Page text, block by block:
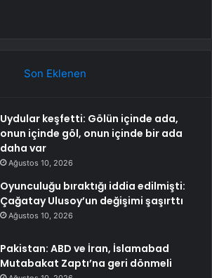
Son Eklenen
Uydular keşfetti: Gölün içinde ada,
onun içinde göl, onun içinde bir ada
daha var
Ağustos 10, 2026
Oyunculuğu bıraktığı iddia edilmişti:
Çağatay Ulusoy’un değişimi şaşırttı
Ağustos 10, 2026
Pakistan: ABD ve İran, İslamabad
Mutabakat Zaptı’na geri dönmeli